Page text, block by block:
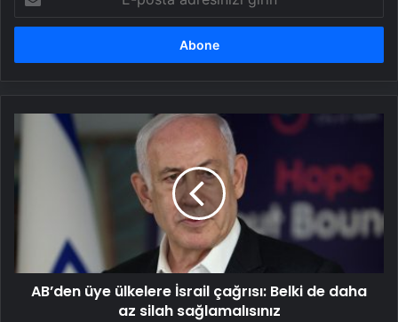
posta
adresinizi
üye
İsrail
az
silahAB’den üye ülkelere İsrail çağrısı: Belki de daha
az silah sağlamalısınız